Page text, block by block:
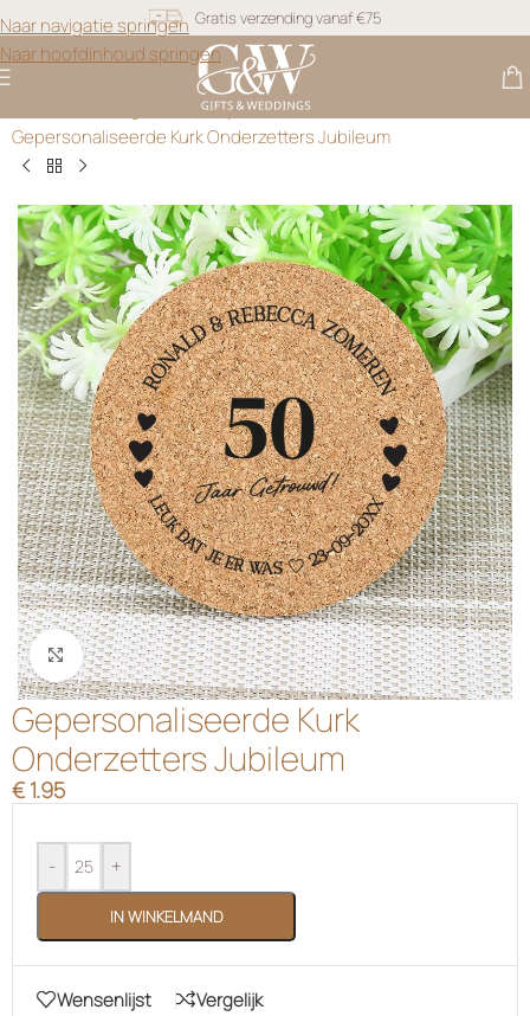
Naar navigatie springen
Naar hoofdinhoud springen
Snel geleverd
Gratis personalisatie
Bedankjes 50 Jaar Getrouwd
Gepersonaliseerde Kurk Onderzetters Jubileum
Klik om te vergroten
Gepersonaliseerde Kurk
Onderzetters Jubileum
€ 1.95
- +
IN WINKELMAND
Wensenlijst Vergelijk